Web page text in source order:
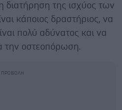
διατήρηση της ισχύος των
κάποιος δραστήριος, να
πολύ αδύνατος και να
την οστεοπόρωση.